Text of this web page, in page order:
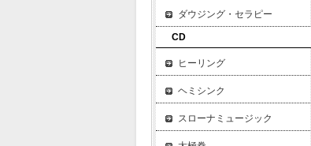
ダウジング・セラピー
CD
ヒーリング
ヘミシンク
スローナミュージック